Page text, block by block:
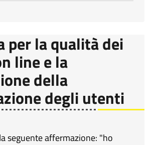
per la qualità dei
line e la
della
degli utenti
seguente affermazione: "ho